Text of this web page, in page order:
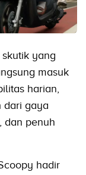
yang
masuk
harian,
dari gaya
dan penuh
hadir